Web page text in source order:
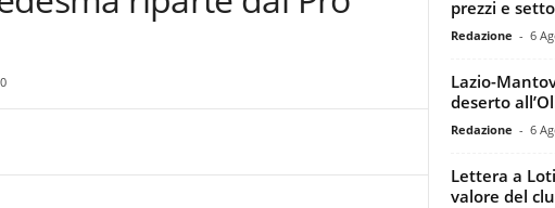
0
prezzi e
Redazione - 6
Lazio-
deserto
Redazione - 6
Lettera a
valore del